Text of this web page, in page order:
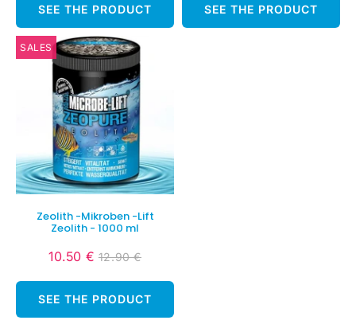
SEE THE PRODUCT SEE THE PRODUCT
SALES
Zeolith -Mikroben -Lift
Zeolith - 1000 ml
Sonderpreis
10.50 € 10.50
Normaler
12.90 €
SEE THE PRODUCT